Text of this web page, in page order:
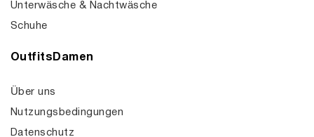
Unterwäsche & Nachtwäsche
Schuhe
OutfitsDamen
Über uns
Nutzungsbedingungen
Datenschutz